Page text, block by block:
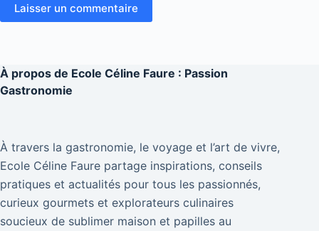
Laisser un commentaire
À propos de Ecole Céline Faure : Passion
Gastronomie
À travers la gastronomie, le voyage et l’art de vivre,
Ecole Céline Faure partage inspirations, conseils
pratiques et actualités pour tous les passionnés,
curieux gourmets et explorateurs culinaires
soucieux de sublimer maison et papilles au